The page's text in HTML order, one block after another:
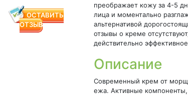
ОСТАВИТЬ
ОТЗЫВ
преображает кожу за 4-5
лица и моментально
альтернативой
отзывы о креме
действительно
Описание
Современный крем от
ежа. Активные компоненты,